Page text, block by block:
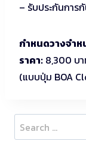
– รับประกันการ
กำหนดวางจำห
ราคา: 8,300 บ
(แบบปุ่ม BOA
Search
for: